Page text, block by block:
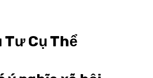
Cụ Thể